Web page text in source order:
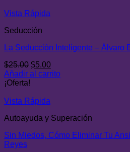
$29.00.
Vista Rápida
Seducción
La Seducción Inteligente – Álvaro
$25.00 El
precio
$25.00.
$5.00El
precio
Añadir al carrito
¡Oferta!
Vista Rápida
Autoayuda y Superación
Sin Miedos, Cómo Eliminar Tu
Reyes